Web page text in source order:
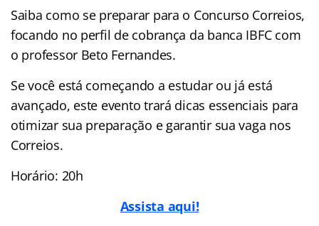
Saiba como se preparar para o Concurso Correios,
focando no perfil de cobrança da banca IBFC com
o professor Beto Fernandes.
Se você está começando a estudar ou já está
avançado, este evento trará dicas essenciais para
otimizar sua preparação e garantir sua vaga nos
Correios.
Horário: 20h
Assista aqui!